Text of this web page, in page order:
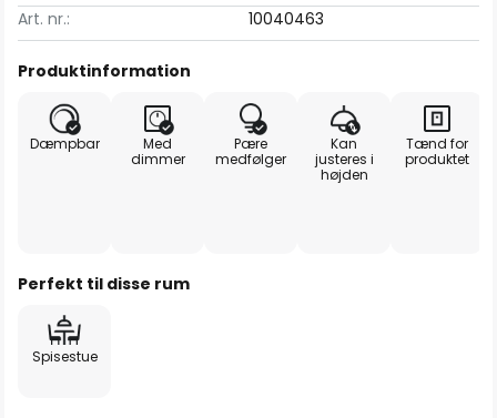
Art. nr.:
10040463
Produktinformation
Dæmpbar
Med
dimmer
Pære
medfølger
Kan
justeres i
højden
Tænd for
produktet
Perfekt til disse rum
Spisestue